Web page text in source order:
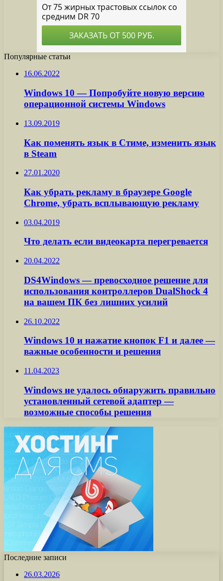
Популярные статьи
16.06.2022
Windows 10 — Попробуйте новую версию
операционной системы Windows
13.09.2019
Как поменять язык в Стиме, изменить язык
в Steam
27.01.2020
Как убрать рекламу в браузере Google
Chrome, убрать всплывающую рекламу
03.04.2019
Что делать если видеокарта перегревается
20.04.2022
DS4Windows — превосходное решение для
использования контроллеров DualShock 4
на вашем ПК без лишних усилий
26.10.2022
Windows 10 и нажатие кнопок F1 и далее —
важные особенности и решения
11.04.2023
Windows не удалось обнаружить правильно
установленный сетевой адаптер —
возможные способы решения
Последние записи
26.03.2026